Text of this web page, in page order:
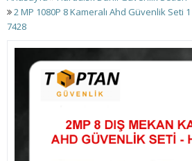
2 MP 1080P 8 Kameralı Ahd Güvenlik Seti
7428